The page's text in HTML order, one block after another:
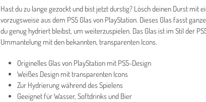
Hast du zu lange gezockt und bist jetzt durstig? Lösch deinen Durst mit
vorzugsweise aus dem PS5 Glas von PlayStation. Dieses Glas fasst
du genug hydriert bleibst, um weiterzuspielen. Das Glas ist im Stil der
Ummantelung mit den bekannten, transparenten Icons.
Originelles Glas von PlayStation mit PS5-Design
Weißes Design mit transparenten Icons
Zur Hydrierung während des Spielens
Geeignet für Wasser, Softdrinks und Bier